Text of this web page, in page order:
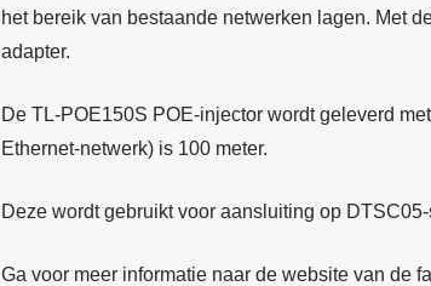
het bereik van bestaande netwerken lagen. Met
adapter.
De TL-POE150S POE-injector wordt geleverd
Ethernet-netwerk) is 100 meter.
Deze wordt gebruikt voor aansluiting op
Ga voor meer informatie naar de website van de